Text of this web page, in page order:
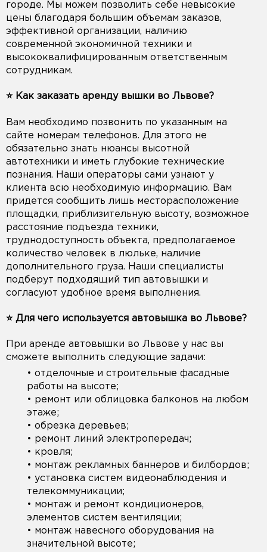
городе. Мы можем позволить себе невысокие
цены благодаря большим объемам заказов,
эффективной организации, наличию
современной экономичной техники и
высококвалифицированным ответственным
сотрудникам.
⭐️ Как заказать аренду вышки во Львове?
Вам необходимо позвонить по указанным на
сайте номерам телефонов. Для этого не
обязательно знать нюансы высотной
автотехники и иметь глубокие технические
познания. Наши операторы сами узнают у
клиента всю необходимую информацию. Вам
придется сообщить лишь месторасположение
площадки, приблизительную высоту, возможное
расстояние подъезда техники,
труднодоступность объекта, предполагаемое
количество человек в люльке, наличие
дополнительного груза. Наши специалисты
подберут подходящий тип автовышки и
согласуют удобное время выполнения.
⭐️ Для чего используется автовышка во Львове?
При аренде автовышки во Львове у нас вы
сможете выполнить следующие задачи:
• отделочные и строительные фасадные
работы на высоте;
• ремонт или облицовка балконов на любом
этаже;
• обрезка деревьев;
• ремонт линий электропередач;
• кровля;
• монтаж рекламных баннеров и билбордов;
• установка систем видеонаблюдения и
телекоммуникации;
• монтаж и ремонт кондиционеров,
элементов систем вентиляции;
• монтаж навесного оборудования на
значительной высоте;